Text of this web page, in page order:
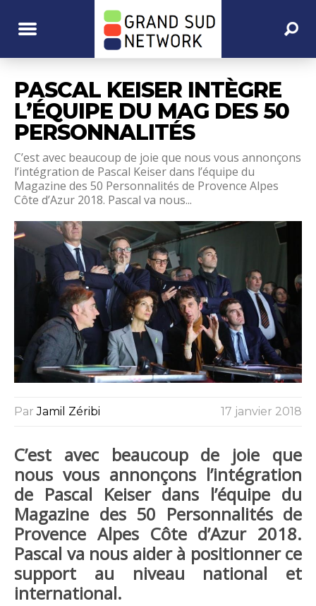
PASCAL KEISER INTÈGRE
L’ÉQUIPE DU MAG DES 50
PERSONNALITÉS
C’est avec beaucoup de joie que nous vous annonçons
l’intégration de Pascal Keiser dans l’équipe du
Magazine des 50 Personnalités de Provence Alpes
Côte d’Azur 2018. Pascal va nous...
ParJamil Zéribi 17 janvier 2018
C’est avec beaucoup de joie que
nous vous annonçons l’intégration
de Pascal Keiser dans l’équipe du
Magazine des 50 Personnalités de
Provence Alpes Côte d’Azur 2018.
Pascal va nous aider à positionner ce
support au niveau national et
international.